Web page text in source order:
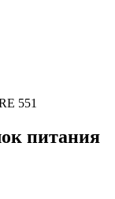
питания